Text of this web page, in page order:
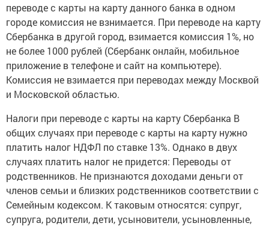
переводе с карты на карту данного банка в одном
городе комиссия не взнимается. При переводе на карту
Сбербанка в другой город, взимается комиссия 1%, но
не более 1000 рублей (Сбербанк онлайн, мобильное
приложение в телефоне и сайт на компьютере).
Комиссия не взимается при переводах между Москвой
и Московской областью.
Налоги при переводе с карты на карту Сбербанка В
общих случаях при переводе с карты на карту нужно
платить налог НДФЛ по ставке 13%. Однако в двух
случаях платить налог не придется: Переводы от
родственников. Не признаются доходами деньги от
членов семьи и близких родственников соответствии с
Семейным кодексом. К таковым относятся: супруг,
супруга, родители, дети, усыновители, усыновленные,